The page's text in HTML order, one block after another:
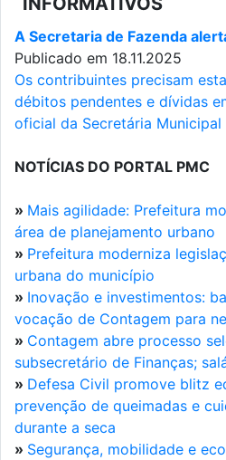
A Secretaria de Fazenda
Publicado em 18.11.2025
Os contribuintes precisam
débitos pendentes e dívidas
oficial da Secretária Municipal
NOTÍCIAS DO PORTAL PMC
» Mais agilidade: Prefeitura
área de planejamento urbano
» Prefeitura moderniza
urbana do município
» Inovação e investimentos:
vocação de Contagem para
» Contagem abre processo
subsecretário de Finanças;
» Defesa Civil promove blitz
prevenção de queimadas e
durante a seca
» Segurança, mobilidade e